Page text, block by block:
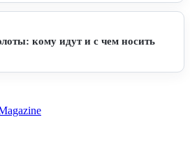
кому идут и с чем носить